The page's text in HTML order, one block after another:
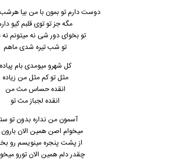
دوست دارم تو بمون با من بیا
مگه جز تو توی قلبم کیو
تو بخوای دور شی نه میتونم نه
تو شب تیره شدی ماهم
کل شهرو میومدی بام پیاده
مثل تو کم مثل من زیاده
انقده حساس مث من
انقده لجباز مث تو
آسمون من نداره بدون تو
میخوام اصن همین الان بارون
از پشت پنجره مینویسم رو
چقدر دلم همین الان تورو